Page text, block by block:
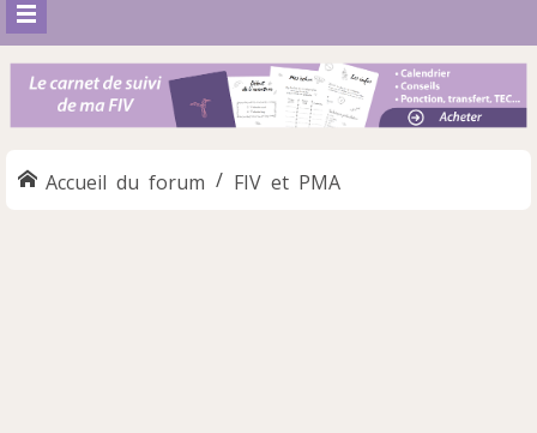
Accueil du forum FIV et PMA